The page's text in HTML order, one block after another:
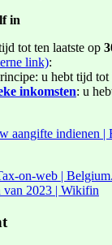
in
tot ten laatste op
link):
u hebt tijd tot
inkomsten: u
aangifte indienen |
on-web |
van 2023 | Wikifin